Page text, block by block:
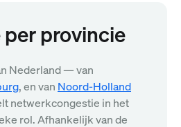
provincie
Nederland — van
, en van Noord-Holland
netwerkcongestie in het
rol. Afhankelijk van de